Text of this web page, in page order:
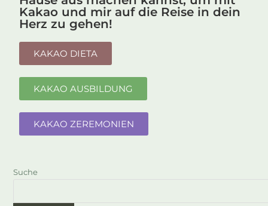
Kakao und mir auf die Reise in dein
Herz zu gehen!
KAKAO DIETA
KAKAO AUSBILDUNG
KAKAO ZEREMONIEN
Suche